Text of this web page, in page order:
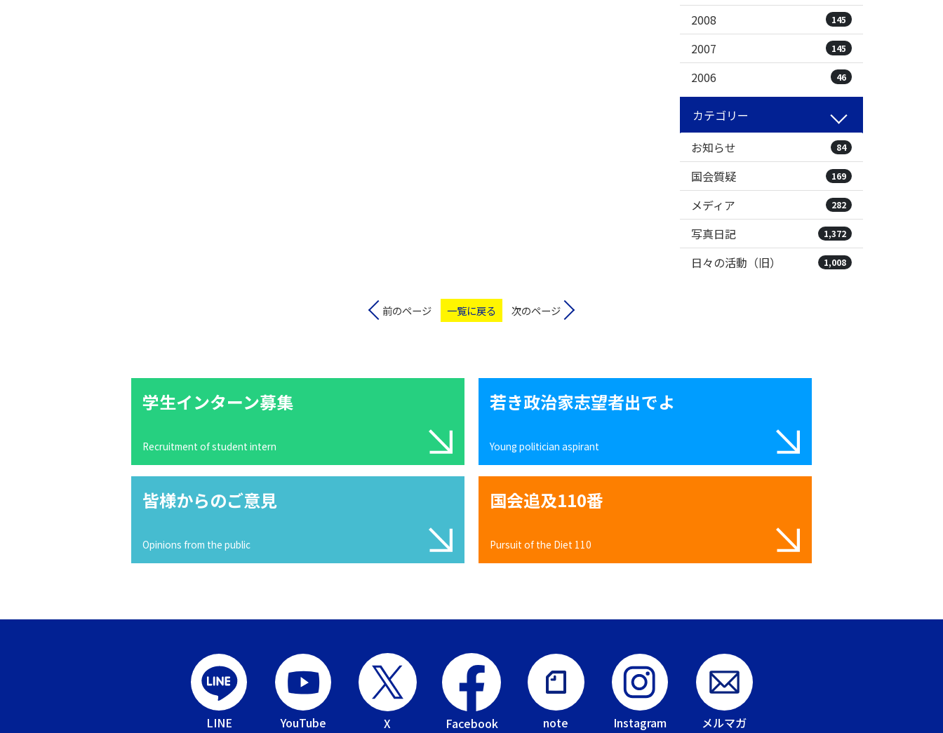
2008 145
2007 145
2006 46
カテゴリー
お知らせ
84
国会質疑 169
メディア 282
写真日記 1,372
日々の活動（旧） 1,008
前のページ 一覧に戻る 次のページ
学生インターン募集
Recruitment of student intern
若き政治家志望者出でよ
Young politician aspirant
皆様からのご意見
Opinions from the public
国会追及110番
Pursuit of the Diet 110
LINE YouTube X Facebook note Instagram メルマガ